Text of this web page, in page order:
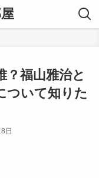
？福山雅治と
ついて知りた
日